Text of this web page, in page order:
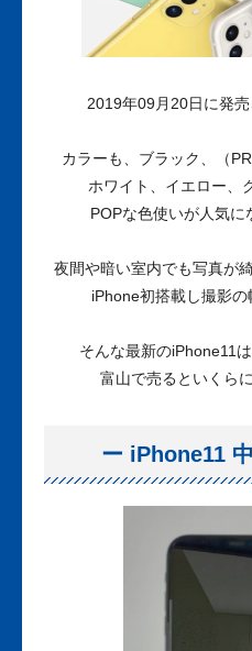
2019年09月20日に発
カラーも、ブラック、 （
ホワイト、イエロー、
POPな色使いが人気に
夜間や暗い室内でも写真が
iPhone初搭載し撮影の
そんな最新のiPhone11
富山で売るといくら
ー iPhone11